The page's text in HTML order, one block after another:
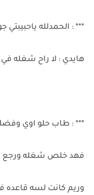
*** : الحمدلله
هايدي : لا راح شغله في
*** : طاب حلو اوي
فهد خلص شغله ورجع
وريم كانت لسه قاعده